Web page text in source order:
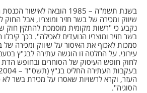
בשנת תשמ"ה – 1985 הובאה
שיווק ומכירה של בשר חזיר ומוצריו, אבל
נקבע כי "רשות מקומית מוסמכת להתקין חוק
בשר חזיר ומוצריו הנועדים לאכילה". בכך
סמכות לאכוף את האיסור על שיווק ומכירה של
עירוני. על החלטה זו הוגשה עתירה לבג"ץ
לחוק חופש העיסוק של הסוחרים ובחופש הדת
העזר, וקרא לרשויות שאסרו על מכירת בשר
הסוגיה".